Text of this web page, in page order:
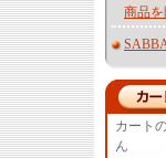
商品を
カート
ん